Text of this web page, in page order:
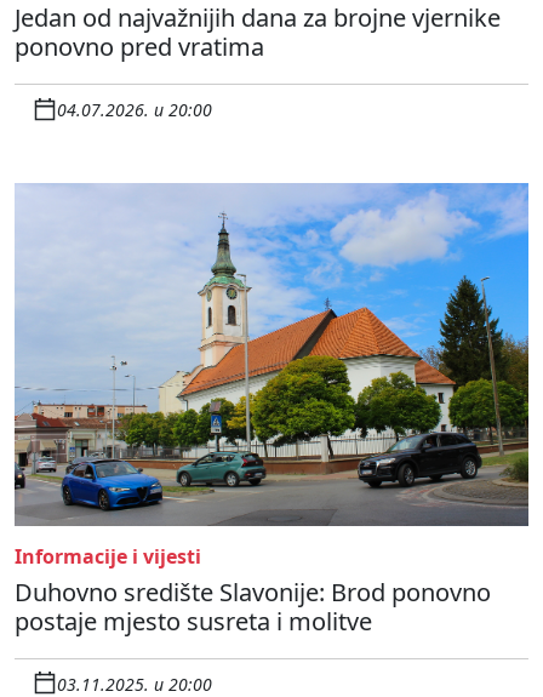
Jedan od najvažnijih dana za brojne vjernike
ponovno pred vratima
04.07.2026. u 20:00
Informacije i vijesti
Duhovno središte Slavonije: Brod ponovno
postaje mjesto susreta i molitve
03.11.2025. u 20:00